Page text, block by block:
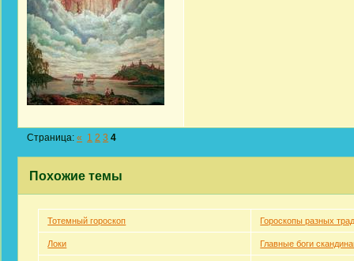
Страница:« 1 2 3 4
Похожие темы
Тотемный гороскоп Гороскопы разных
Локи Главные боги